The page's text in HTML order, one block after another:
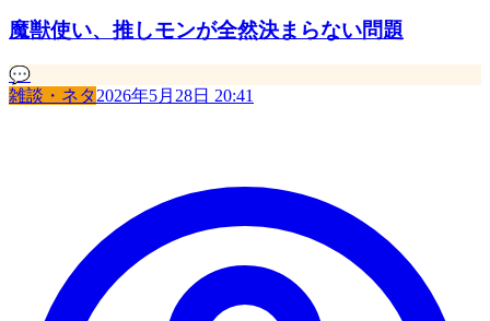
魔獣使い、推しモンが全然決まらない問題
💬
雑談・ネタ2026年5月28日 20:41